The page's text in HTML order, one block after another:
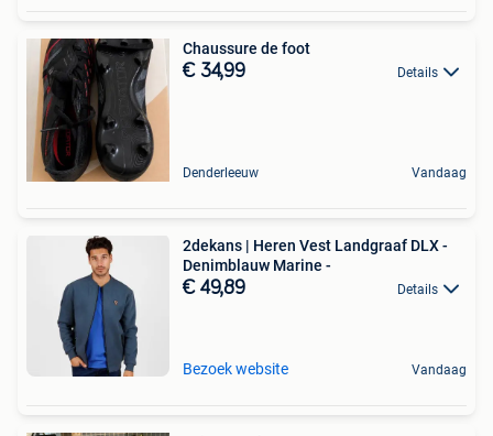
Chaussure de foot
€ 34,99 Details
Denderleeuw Vandaag
2dekans | Heren Vest Landgraaf DLX -
Denimblauw Marine -
€ 49,89 Details
Bezoek website Vandaag